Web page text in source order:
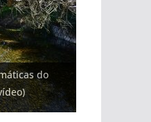
do
rota
que cresceu
e põem
vídeo)
de 108
de dois